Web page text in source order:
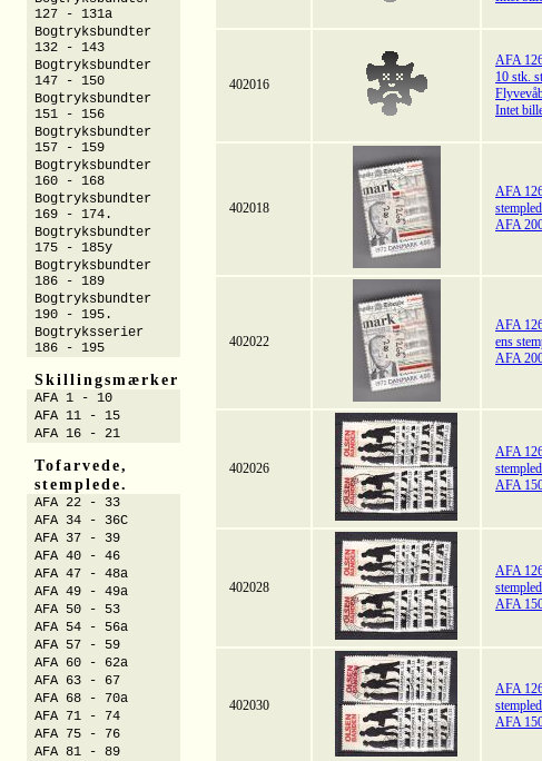
402016
AFA
10 stk.
Intet
402018
AFA
AFA
402022
AFA
ens
AFA
402026
AFA
AFA
402028
AFA
AFA
402030
AFA
AFA
127 - 131a
Bogtryksbundter
132 - 143
Bogtryksbundter
147 - 150
Bogtryksbundter
151 - 156
Bogtryksbundter
157 - 159
Bogtryksbundter
160 - 168
Bogtryksbundter
169 - 174.
Bogtryksbundter
175 - 185y
Bogtryksbundter
186 - 189
Bogtryksbundter
190 - 195.
Bogtryksserier
186 - 195
Skillingsmærker
AFA 1 - 10
AFA 11 - 15
AFA 16 - 21
Tofarvede,
stemplede.
AFA 22 - 33
AFA 34 - 36C
AFA 37 - 39
AFA 40 - 46
AFA 47 - 48a
AFA 49 - 49a
AFA 50 - 53
AFA 54 - 56a
AFA 57 - 59
AFA 60 - 62a
AFA 63 - 67
AFA 68 - 70a
AFA 71 - 74
AFA 75 - 76
AFA 81 - 89